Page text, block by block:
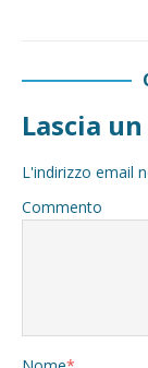
Lascia
L'indirizzo email
Commento